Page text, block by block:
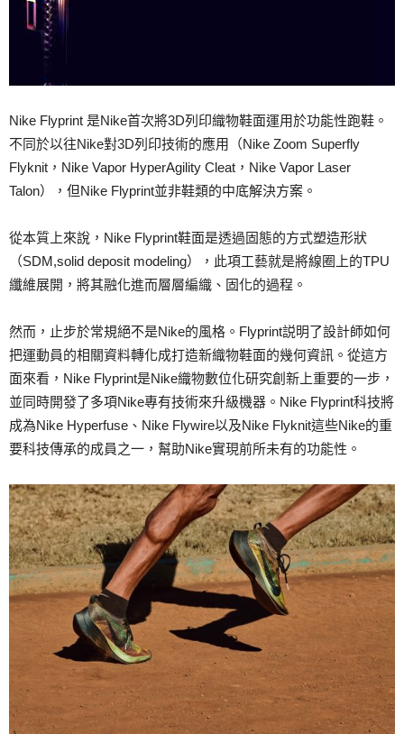
Nike Flyprint 是Nike首次將3D列印織物鞋面運用於功能性跑鞋。
不同於以往Nike對3D列印技術的應用（Nike Zoom Superfly
Flyknit，Nike Vapor HyperAgility Cleat，Nike Vapor Laser
Talon），但Nike Flyprint並非鞋類的中底解決方案。
從本質上來說，Nike Flyprint鞋面是透過固態的方式塑造形狀
（SDM,solid deposit modeling），此項工藝就是將線圈上的TPU
纖維展開，將其融化進而層層編織、固化的過程。
然而，止步於常規絕不是Nike的風格。Flyprint説明了設計師如何
把運動員的相關資料轉化成打造新織物鞋面的幾何資訊。從這方
面來看，Nike Flyprint是Nike織物數位化研究創新上重要的一步，
並同時開發了多項Nike專有技術來升級機器。Nike Flyprint科技將
成為Nike Hyperfuse、Nike Flywire以及Nike Flyknit這些Nike的重
要科技傳承的成員之一，幫助Nike實現前所未有的功能性。